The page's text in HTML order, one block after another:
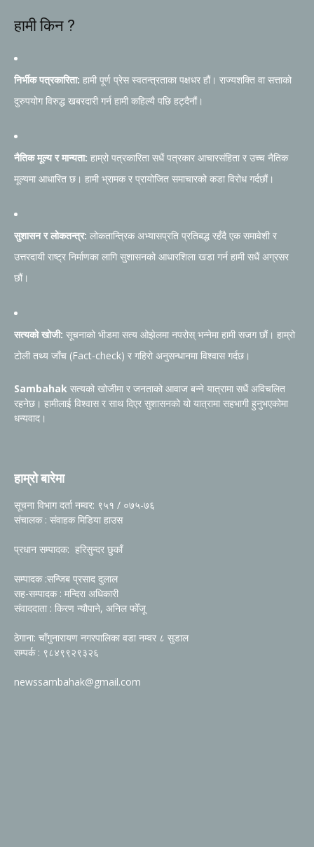
हामी किन ?
निर्भीक पत्रकारिता: हामी पूर्ण प्रेस स्वतन्त्रताका पक्षधर हौं। राज्यशक्ति वा सत्ताको
दुरुपयोग विरुद्ध खबरदारी गर्न हामी कहिल्यै पछि हट्दैनौं।
नैतिक मूल्य र मान्यता: हाम्रो पत्रकारिता सधैं पत्रकार आचारसंहिता र उच्च नैतिक
मूल्यमा आधारित छ। हामी भ्रामक र प्रायोजित समाचारको कडा विरोध गर्दछौं।
सुशासन र लोकतन्त्र: लोकतान्त्रिक अभ्यासप्रति प्रतिबद्ध रहँदै एक समावेशी र
उत्तरदायी राष्ट्र निर्माणका लागि सुशासनको आधारशिला खडा गर्न हामी सधैं अग्रसर
छौं।
सत्यको खोजी: सूचनाको भीडमा सत्य ओझेलमा नपरोस् भन्नेमा हामी सजग छौं। हाम्रो
टोली तथ्य जाँच (Fact-check) र गहिरो अनुसन्धानमा विश्वास गर्दछ।
Sambahak सत्यको खोजीमा र जनताको आवाज बन्ने यात्रामा सधैं अविचलित
रहनेछ। हामीलाई विश्वास र साथ दिएर सुशासनको यो यात्रामा सहभागी हुनुभएकोमा
धन्यवाद।
हाम्रो बारेमा
सूचना विभाग दर्ता नम्वर: ९५१ / ०७५-७६
संचालक : संवाहक मिडिया हाउस
प्रधान सम्पादक: हरिसुन्दर छुकाँ
सम्पादक :सन्जिब प्रसाद दुलाल
सह-सम्पादक : मन्दिरा अधिकारी
संवाददाता : किरण न्यौपाने, अनिल फोँजू
ठेगाना: चाँगुनारायण नगरपालिका वडा नम्वर ८ सुडाल
सम्पर्क : ९८४९९२९३२६
newssambahak@gmail.com